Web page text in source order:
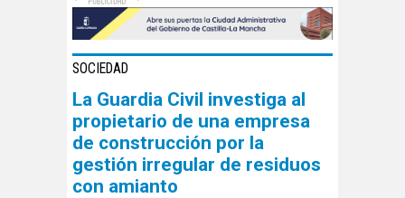
SOCIEDAD
La Guardia Civil investiga al
propietario de una empresa
de construcción por la
gestión irregular de residuos
con amianto